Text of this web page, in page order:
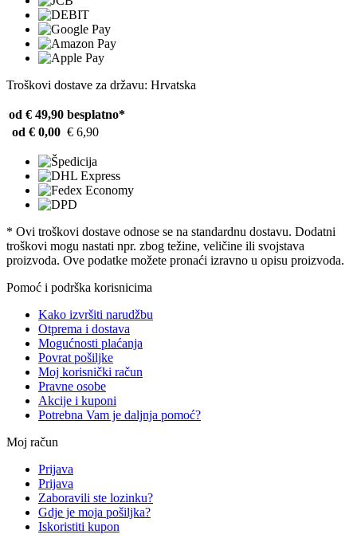
Troškovi dostave za državu: Hrvatska
od € 49,90 besplatno*
od € 0,00 € 6,90
* Ovi troškovi dostave odnose se na standardnu ​​dostavu. Dodatni
troškovi mogu nastati npr. zbog težine, veličine ili svojstava
proizvoda. Ove podatke možete pronaći izravno u opisu proizvoda.
Pomoć i podrška korisnicima
Kako izvršiti narudžbu
Otprema i dostava
Mogućnosti plaćanja
Povrat pošiljke
Moj korisnički račun
Pravne osobe
Akcije i kuponi
Potrebna Vam je daljnja pomoć?
Moj račun
Prijava
Prijava
Zaboravili ste lozinku?
Gdje je moja pošiljka?
Iskoristiti kupon